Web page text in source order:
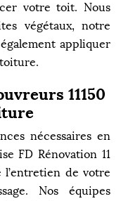
votre toit. Nous
végétaux, notre
appliquer
11150
nécessaires en
FD Rénovation 11
l’entretien de votre
Nos équipes